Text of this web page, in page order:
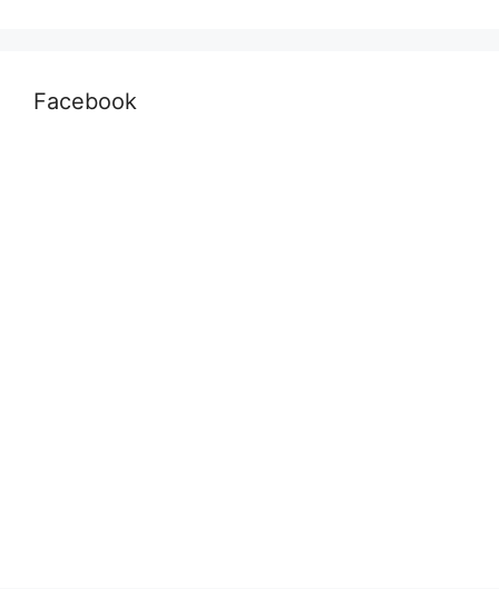
Facebook